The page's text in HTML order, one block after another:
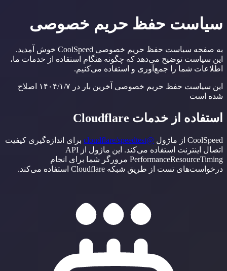
سیاست حفظ حریم خصوصی
به صفحه سیاست حفظ حریم خصوصی CoolSpeed خوش آمدید.
این سیاست توضیح می‌دهد که چگونه هنگام استفاده از خدمات ما،
اطلاعات شما را جمع‌آوری و استفاده می‌کنیم.
این سیاست حفظ حریم خصوصی آخرین بار در ۱۴۰۴/۱/۷ اصلاح
شده است
استفاده از خدمات Cloudflare
CoolSpeed از ماژول @cloudflare/speedtest
برای اندازه‌گیری کیفیت
اتصال اینترنت استفاده می‌کند. این ماژول از API
PerformanceResourceTiming مرورگر شما برای انجام
درخواست‌های تست از طریق شبکه Cloudflare استفاده می‌کند.